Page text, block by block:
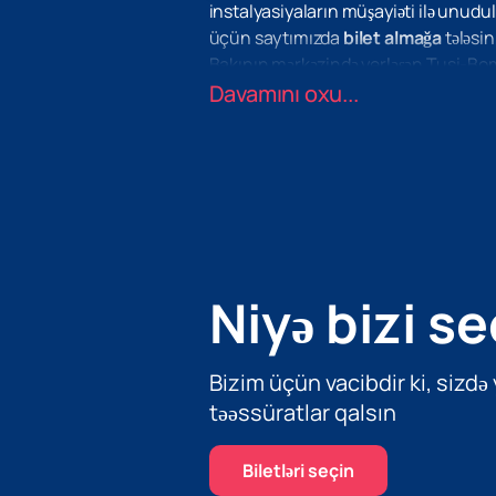
instalyasiyaların müşayiəti ilə
üçün saytımızda bilet almağa
Bakının mərkəzində yerləşən Tusi-
immersion texnologiyaları
məktəbində çalışır. Onun məharəti
Davamını oxu...
Niyə bizi
Bizim üçün vacibdir ki, sizdə
təəssüratlar qalsın
Biletləri seçin